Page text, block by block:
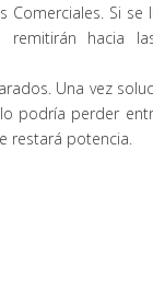
Comerciales. Si se
hacia
Una vez
podría perder
restará potencia.